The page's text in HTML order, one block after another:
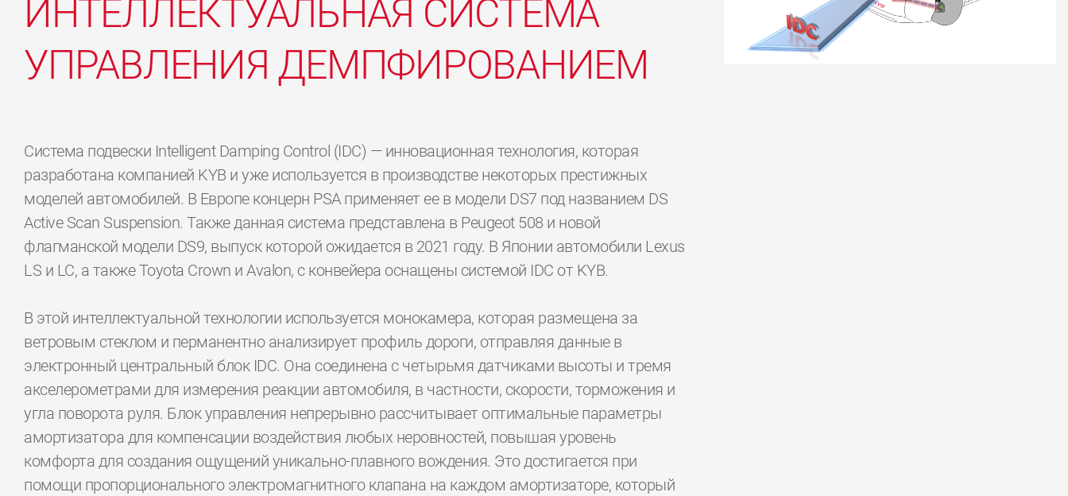
ИНТЕЛЛЕКТУАЛЬНАЯ СИСТЕМА
УПРАВЛЕНИЯ ДЕМПФИРОВАНИЕМ
Система подвески Intelligent Damping Control (IDC) — инновационная технология, которая
разработана компанией KYB и уже используется в производстве некоторых престижных
моделей автомобилей. В Европе концерн PSA применяет ее в модели DS7 под названием DS
Active Scan Suspension. Также данная система представлена в Peugeot 508 и новой
флагманской модели DS9, выпуск которой ожидается в 2021 году. В Японии автомобили Lexus
LS и LC, а также Toyota Crown и Avalon, с конвейера оснащены системой IDC от KYB.
В этой интеллектуальной технологии используется монокамера, которая размещена за
ветровым стеклом и перманентно анализирует профиль дороги, отправляя данные в
электронный центральный блок IDC. Она соединена с четырьмя датчиками высоты и тремя
акселерометрами для измерения реакции автомобиля, в частности, скорости, торможения и
угла поворота руля. Блок управления непрерывно рассчитывает оптимальные параметры
амортизатора для компенсации воздействия любых неровностей, повышая уровень
комфорта для создания ощущений уникально-плавного вождения. Это достигается при
помощи пропорционального электромагнитного клапана на каждом амортизаторе, который